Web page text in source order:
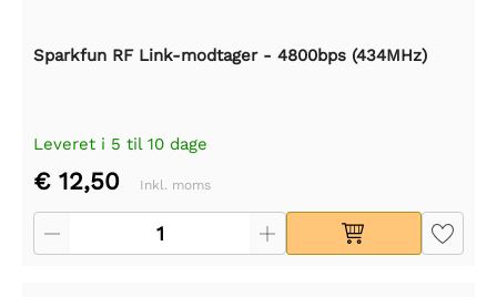
Sparkfun RF Link-modtager - 4800bps (434MHz)
Leveret i 5 til 10 dage
€ 12,50 Inkl. moms